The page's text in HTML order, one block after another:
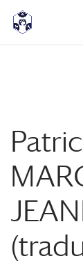
<! -- Pour avoir